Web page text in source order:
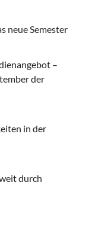
neue Semester
–
der
in der
durch